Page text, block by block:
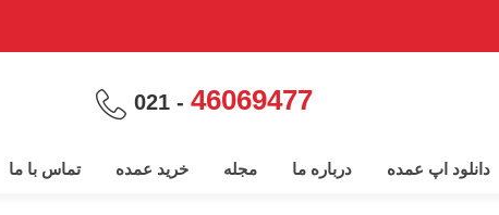
46069477
- 021
دانلود اپ عمده درباره ما مجله خرید عمده تماس با ما